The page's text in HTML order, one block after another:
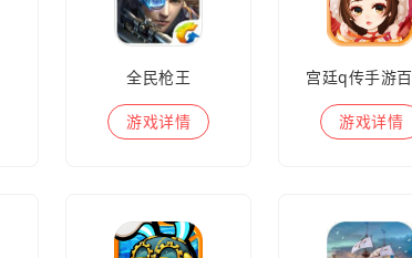
全民枪王
游戏详情 游戏详情